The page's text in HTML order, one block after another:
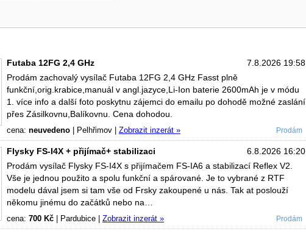
7.8.2026 19:58
Futaba 12FG 2,4 GHz
Prodám zachovalý vysílač Futaba 12FG 2,4 GHz Fasst plně
funkční,orig.krabice,manuál v angl.jazyce,Li-Ion baterie 2600mAh je v módu
1. více info a další foto poskytnu zájemci do emailu po dohodě možné zaslání
přes Zásilkovnu,Balíkovnu. Cena dohodou.
cena: neuvedeno Pelhřimov Zobrazit inzerát » Prodám
6.8.2026 16:20
Flysky FS-I4X + přijímač+ stabilizaci
Prodám vysílač Flysky FS-I4X s přijímačem FS-IA6 a stabilizací Reflex V2.
Vše je jednou použito a spolu funkční a spárované. Je to vybrané z RTF
modelu dával jsem si tam vše od Frsky zakoupené u nás. Tak at poslouží
někomu jinému do začátků nebo na…
cena: 700 Kč Pardubice Zobrazit inzerát » Prodám